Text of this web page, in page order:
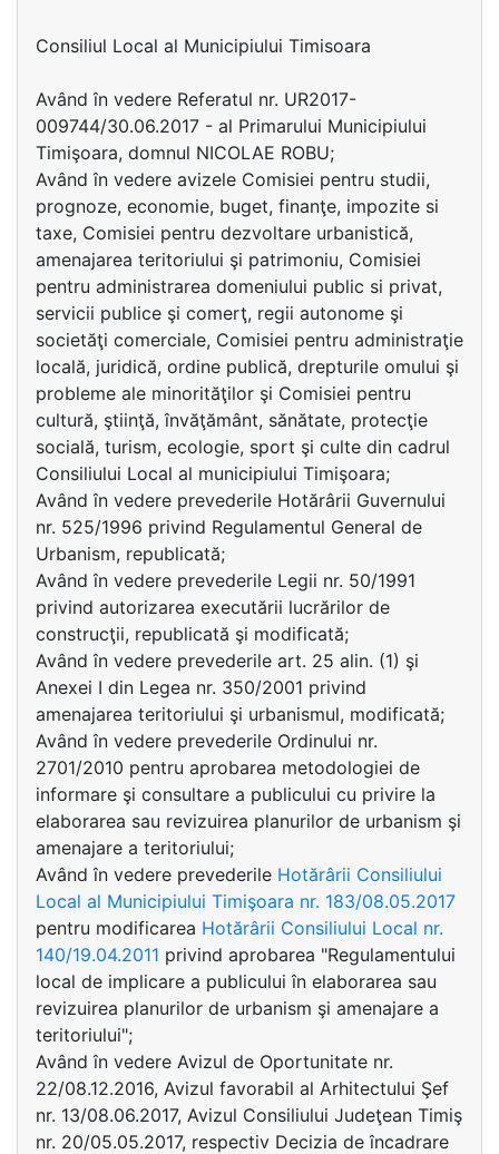
Consiliul Local al Municipiului Timisoara
Având în vedere Referatul nr. UR2017-
009744/30.06.2017 - al Primarului Municipiului
Timişoara, domnul NICOLAE ROBU;
Având în vedere avizele Comisiei pentru studii,
prognoze, economie, buget, finanţe, impozite si
taxe, Comisiei pentru dezvoltare urbanistică,
amenajarea teritoriului şi patrimoniu, Comisiei
pentru administrarea domeniului public si privat,
servicii publice şi comerţ, regii autonome şi
societăţi comerciale, Comisiei pentru administraţie
locală, juridică, ordine publică, drepturile omului şi
probleme ale minorităţilor şi Comisiei pentru
cultură, ştiinţă, învăţământ, sănătate, protecţie
socială, turism, ecologie, sport şi culte din cadrul
Consiliului Local al municipiului Timişoara;
Având în vedere prevederile Hotărârii Guvernului
nr. 525/1996 privind Regulamentul General de
Urbanism, republicată;
Având în vedere prevederile Legii nr. 50/1991
privind autorizarea executării lucrărilor de
construcţii, republicată şi modificată;
Având în vedere prevederile art. 25 alin. (1) şi
Anexei I din Legea nr. 350/2001 privind
amenajarea teritoriului şi urbanismul, modificată;
Având în vedere prevederile Ordinului nr.
2701/2010 pentru aprobarea metodologiei de
informare şi consultare a publicului cu privire la
elaborarea sau revizuirea planurilor de urbanism şi
amenajare a teritoriului;
Având în vedere prevederile Hotărârii Consiliului
Local al Municipiului Timişoara nr. 183/08.05.2017
pentru modificarea Hotărârii Consiliului Local nr.
140/19.04.2011 privind aprobarea "Regulamentului
local de implicare a publicului în elaborarea sau
revizuirea planurilor de urbanism şi amenajare a
teritoriului";
Având în vedere Avizul de Oportunitate nr.
22/08.12.2016, Avizul favorabil al Arhitectului Şef
nr. 13/08.06.2017, Avizul Consiliului Judeţean Timiş
nr. 20/05.05.2017, respectiv Decizia de încadrare